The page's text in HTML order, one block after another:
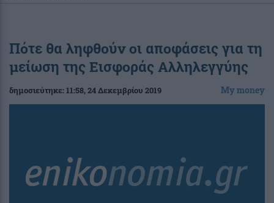
Πότε θα ληφθούν οι αποφάσεις για τη
μείωση της Εισφοράς Αλληλεγγύης
δημοσιεύτηκε:11:58, 24 Δεκεμβρίου 2019 My money